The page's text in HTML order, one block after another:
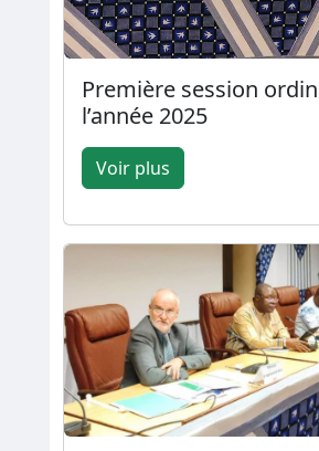
Première session
l’année 2025
Voir plus